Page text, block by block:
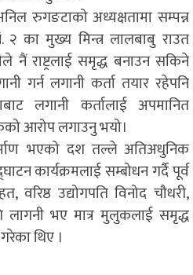
रुगङटाको अध्यक्षतामा सम्पन्न
२ का मुख्य मिन्त्र लालबाबु राउत
नैं राष्ट्रलाई समृद्ध बनाउन सकिने
गर्न लगानी कर्ता तयार रहेपनि
लगानी कर्तालाई अपमानित
आरोप लगाउनु भयो।
भएको दश तल्ले अतिअधुनिक
कार्यक्रमलाई सम्बोधन गर्दै पूर्व
वरिष्ठ उद्योगपति विनोद चौधरी,
लागनी भए मात्र मुलुकलाई समृद्ध
थिए ।